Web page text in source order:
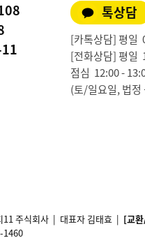
톡상담
[카톡상담] 평일
[전화상담] 평일
점심 12:00 -
(토/일요일, 법정
11 주식회사 | 대표자 김태효 | [교
1460